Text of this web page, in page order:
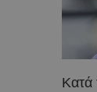
Κατά